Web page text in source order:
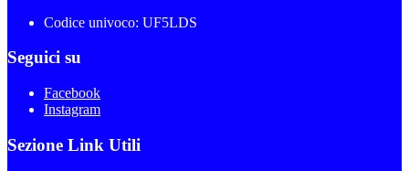
Codice univoco: UF5LDS
Seguici su
Facebook
Instagram
Sezione Link Utili